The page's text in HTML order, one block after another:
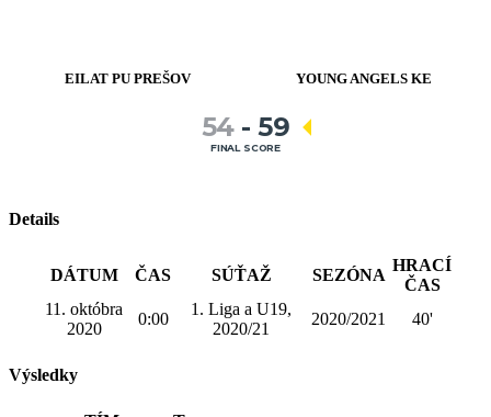
EILAT PU PREŠOV YOUNG ANGELS KE
54 - 59
FINAL SCORE
Details
DÁTUM ČAS SÚŤAŽ SEZÓNA
HRACÍ
ČAS
11. októbra
2020
0:00
1. Liga a U19,
2020/21
2020/2021 40'
Výsledky